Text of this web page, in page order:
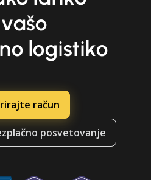
logistiko
račun
posvetovanje